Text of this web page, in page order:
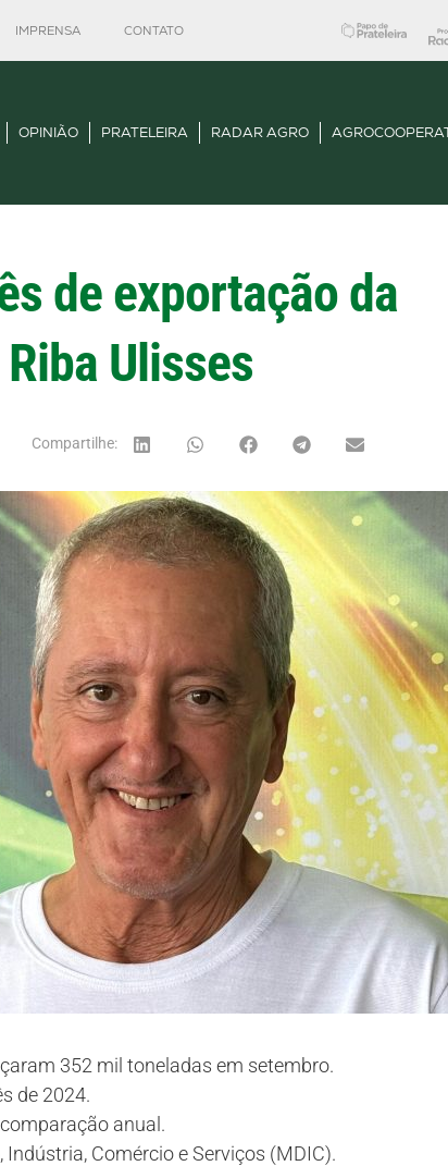
IMPRENSA CONTATO
OPINIÃO PRATELEIRA RADAR AGRO
de exportação da
Ulisses
Compartilhe:
352 mil toneladas em setembro.
de 2024.
anual.
Comércio e Serviços (MDIC).